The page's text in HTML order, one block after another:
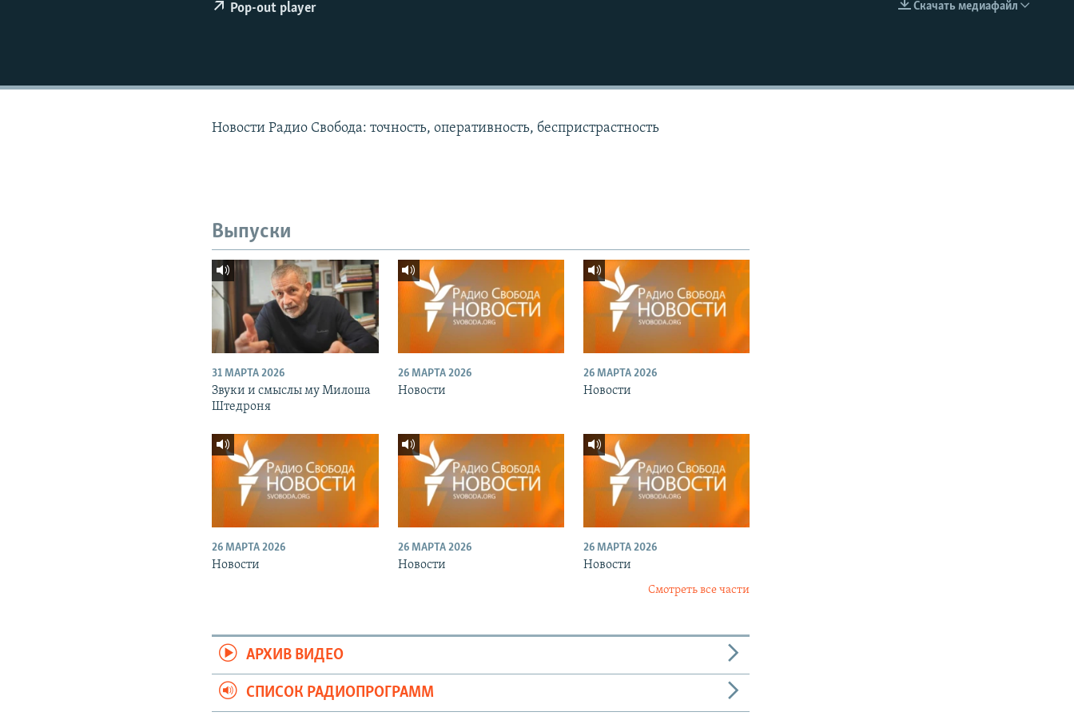
EMBED
Скачать медиафайл
Pop-out player
Новости Радио Свобода: точность, оперативность, беспристрастность
Выпуски
31 МАРТА 2026
Звуки и смыслы му Милоша
Штедроня
26 МАРТА 2026
Новости
26 МАРТА 2026
Новости
26 МАРТА 2026
Новости
26 МАРТА 2026
Новости
26 МАРТА 2026
Новости
Смотреть все части
АРХИВ ВИДЕО
СПИСОК РАДИОПРОГРАММ